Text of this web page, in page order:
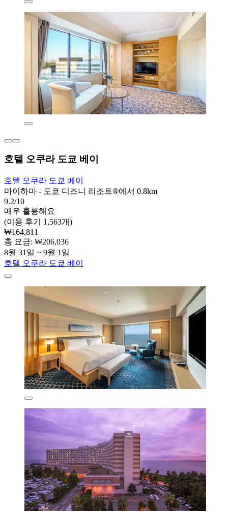
호텔 오쿠라 도쿄 베이
호텔 오쿠라 도쿄 베이
마이하마 - 도쿄 디즈니 리조트®에서 0.8km
9.2/10
매우 훌륭해요
(이용 후기 1,563개)
₩164,811
총 요금: ₩206,036
8월 31일 ~ 9월 1일
호텔 오쿠라 도쿄 베이